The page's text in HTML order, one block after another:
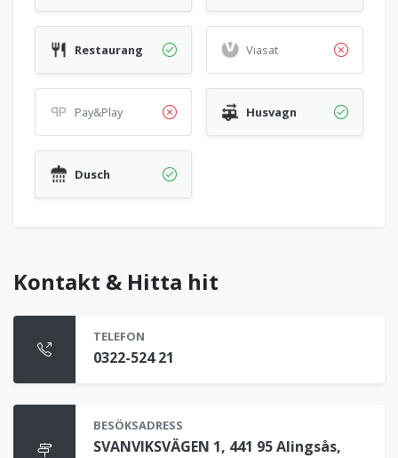
Restaurang Viasat
Pay&Play Husvagn
Dusch
Kontakt & Hitta hit
TELEFON
0322-524 21
BESÖKSADRESS
SVANVIKSVÄGEN 1, 441 95 Alingsås,